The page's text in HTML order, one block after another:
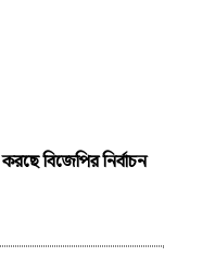
বিজেপির নির্বাচন